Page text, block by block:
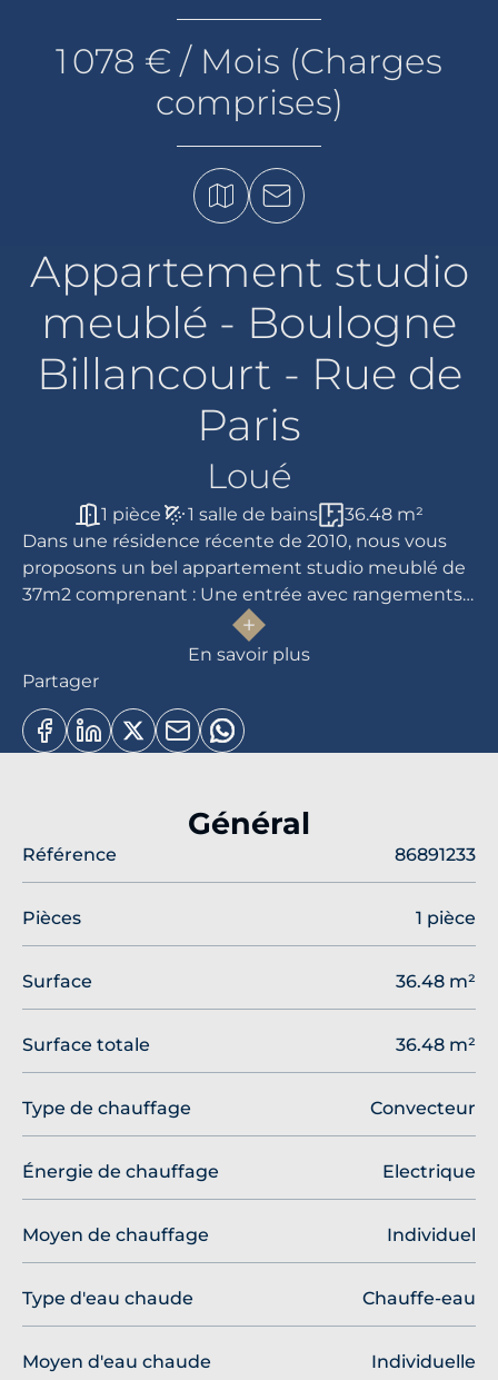
1 078 € / Mois (Charges
comprises)
Appartement studio
meublé - Boulogne
Billancourt - Rue de
Paris
Loué
1 pièce 1 salle de bains
36.48 m²
Dans une résidence récente de 2010, nous vous
proposons un bel appartement studio meublé de
37m2 comprenant : Une entrée avec rangements,
une pièce de vie avec balcon, une cuisine ouverte
aménagée et équipée, une salle de douche, un wc.
Une cave en sous-sol.
En savoir plus
Partager
Général
Référence 86891233
Pièces 1 pièce
Surface 36.48 m²
Surface totale 36.48 m²
Type de chauffage Convecteur
Énergie de chauffage Electrique
Moyen de chauffage Individuel
Type d'eau chaude Chauffe-eau
Moyen d'eau chaude Individuelle